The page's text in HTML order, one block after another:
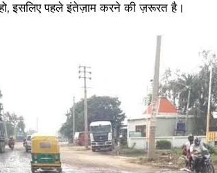
इसलिए पहले इंतेज़ाम करने की ज़रूरत है।